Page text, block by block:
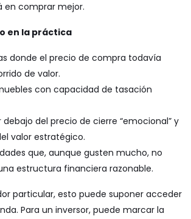
en comprar mejor.
en la práctica
donde el precio de compra todavía
de valor.
con capacidad de tasación
debajo del precio de cierre “emocional” y
valor estratégico.
que, aunque gusten mucho, no
estructura financiera razonable.
particular, esto puede suponer acceder
Para un inversor, puede marcar la